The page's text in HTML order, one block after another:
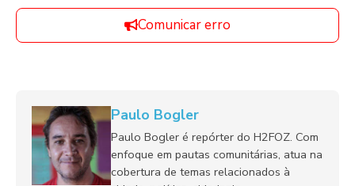
Comunicar erro
Paulo Bogler
Paulo Bogler é repórter do H2FOZ. Com
enfoque em pautas comunitárias, atua na
cobertura de temas relacionados à